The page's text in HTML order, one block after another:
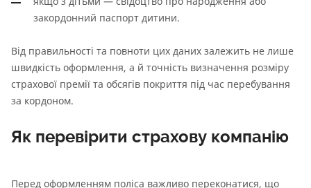
закордонний паспорт дитини.
Від правильності та повноти цих даних залежить не лише
швидкість оформлення, а й точність визначення розміру
страхової премії та обсягів покриття під час перебування
за кордоном.
Як перевірити страхову компанію
Перед оформленням поліса важливо переконатися, що